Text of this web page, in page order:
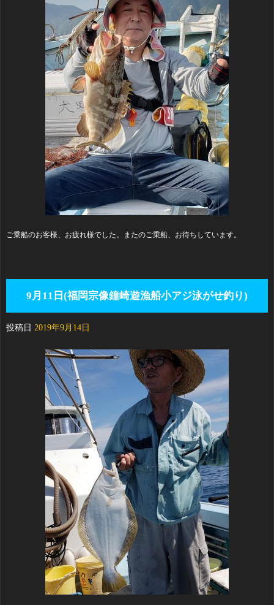
ご乗船のお客様、お疲れ様でした。またのご乗船、お待ちしています。
9月11日(福岡宗像鐘崎遊漁船小アジ泳がせ釣り)
投稿日 2019年9月14日